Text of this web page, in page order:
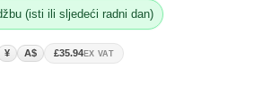
(isti ili sljedeći radni dan)
¥ A$ £35.94 EX VAT